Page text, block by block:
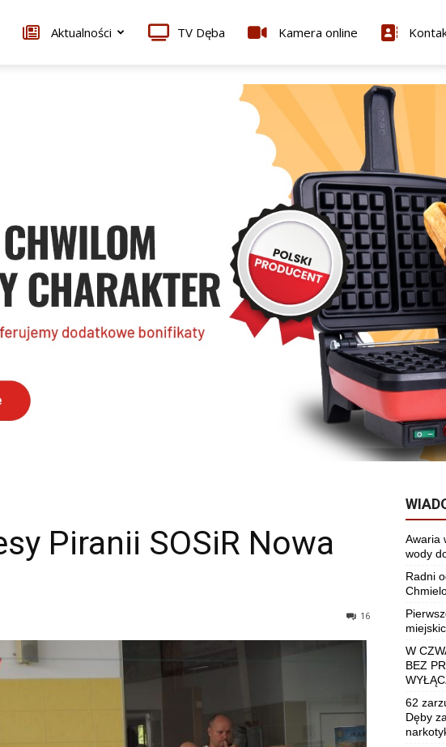
Aktualności TV Dęba Kamera online
Piranii SOSiR Nowa
16
Awaria
wody
Radni
W
BEZ
62
Dęby